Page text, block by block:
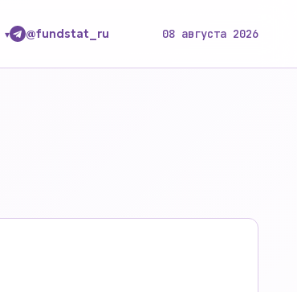
@fundstat_ru 08 августа 2026